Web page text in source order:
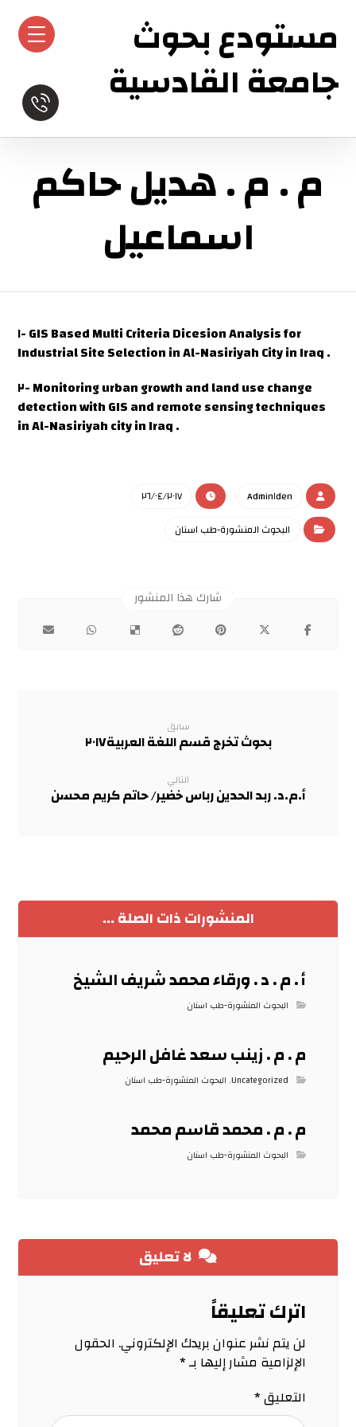
مستودع بحوث
جامعة القادسية
م . م . هديل حاكم
اسماعيل
١- GIS Based Multi Criteria Dicesion Analysis for
Industrial Site Selection in Al-Nasiriyah City in Iraq .
٢- Monitoring urban growth and land use change
detection with GIS and remote sensing techniques
in Al-Nasiriyah city in Iraq .
Admin١den
٢٦/٠٤/٢٠١٧
البحوث المنشورة-طب اسنان
سابق
بحوث تخرج قسم اللغة العربية٢٠١٧
التالي
أ.م.د. ربد الحدين رباس خضير/ حاتم كريم محسن
المنشورات ذات الصلة ...
أ . م . د . ورقاء محمد شريف الشيخ
البحوث المنشورة-طب اسنان
م . م . زينب سعد غافل الرحيم
Uncategorized
, البحوث المنشورة-طب اسنان
م . م . محمد قاسم محمد
البحوث المنشورة-طب اسنان
لا تعليق
اترك تعليقاً
لن يتم نشر عنوان بريدك الإلكتروني. الحقول
الإلزامية مشار إليها بـ*
التعليق*